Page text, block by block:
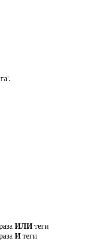
ИЛИтеги
Итеги